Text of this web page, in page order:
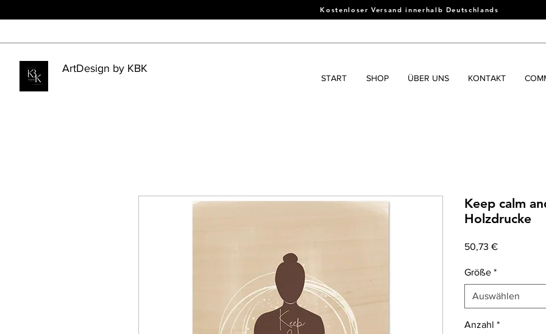
Kostenloser Versand innerhalb Deutschlands
ArtDesign by KBK
START SHOP ÜBER UNS KONTAKT
Keep calm
Holzdrucke
50,73 €Preis
Größe *
Auswählen
Anzahl *